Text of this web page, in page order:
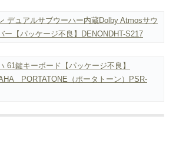
デュアルサブウーハー内蔵Dolby Atmosサウ
ー【パッケージ不良】DENONDHT-S217
61鍵キーボード【パッケージ不良】
PORTATONE（ポータトーン）PSR-